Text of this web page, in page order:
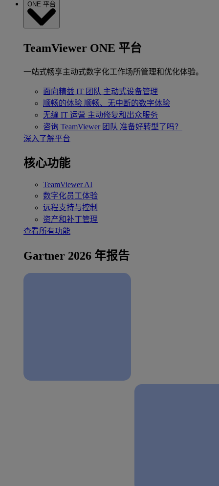
ONE 平台
TeamViewer ONE 平台
一站式畅享主动式数字化工作场所管理和优化体验。
面向精益 IT 团队 主动式设备管理
顺畅的体验 顺畅、无中断的数字体验
无缝 IT 运营 主动修复和出众服务
咨询 TeamViewer 团队 准备好转型了吗？
深入了解平台
核心功能
TeamViewer AI
数字化员工体验
远程支持与控制
资产和补丁管理
查看所有功能
Gartner 2026 年报告